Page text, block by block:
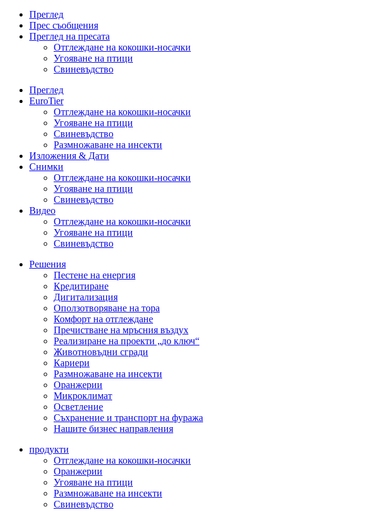
Преглед
Прес съобщения
Преглед на пресата
Отглеждане на кокошки-носачки
Угояване на птици
Свиневъдство
Преглед
EuroTier
Отглеждане на кокошки-носачки
Угояване на птици
Свиневъдство
Размножаване на инсекти
Изложения & Дати
Снимки
Отглеждане на кокошки-носачки
Угояване на птици
Свиневъдство
Видео
Отглеждане на кокошки-носачки
Угояване на птици
Свиневъдство
Решения
Пестене на енергия
Кредитиране
Дигитализация
Оползотворяване на тора
Комфорт на отглеждане
Пречистване на мръсния въздух
Реализиране на проекти „до ключ“
Животновъдни сгради
Кариери
Размножаване на инсекти
Оранжерии
Микроклимат
Осветление
Съхранение и транспорт на фуража
Нашите бизнес направления
продукти
Отглеждане на кокошки-носачки
Оранжерии
Угояване на птици
Размножаване на инсекти
Свиневъдство